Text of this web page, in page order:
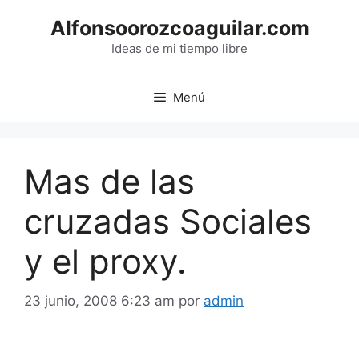
Alfonsoorozcoaguilar.com
Ideas de mi tiempo libre
Menú
Mas de las
cruzadas Sociales
y el proxy.
23 junio, 2008 6:23 am por admin